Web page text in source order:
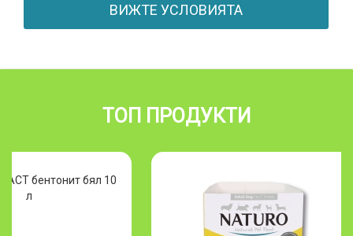
ВИЖТЕ УСЛОВИЯТА
ТОП ПРОДУКТИ